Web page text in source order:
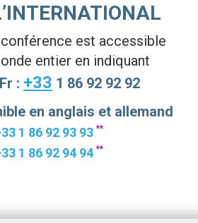
est accessible
entier en indiquant
Fr : +33 1 86 92 92 92
en anglais et allemand
1 86 92 93 93 **
1 86 92 94 94 **